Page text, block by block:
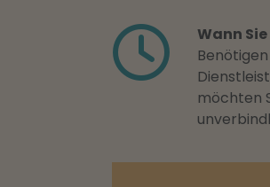
Wann
Benötigen
möchten